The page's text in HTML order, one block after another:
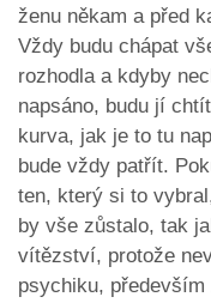
ženu někam a před
Vždy budu chápat
rozhodla a kdyby
napsáno, budu jí
kurva, jak je to tu
bude vždy patřít.
ten, který si to
by vše zůstalo, tak
vítězství, protože
psychiku,